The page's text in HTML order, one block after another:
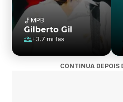
MPB
Gilberto Gil
+3.7 mi fãs
CONTINUA DEPOIS